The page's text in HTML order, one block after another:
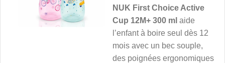
NUK First Choice Active
Cup 12M+ 300 ml aide
l’enfant à boire seul dès 12
mois avec un bec souple,
des poignées ergonomiques